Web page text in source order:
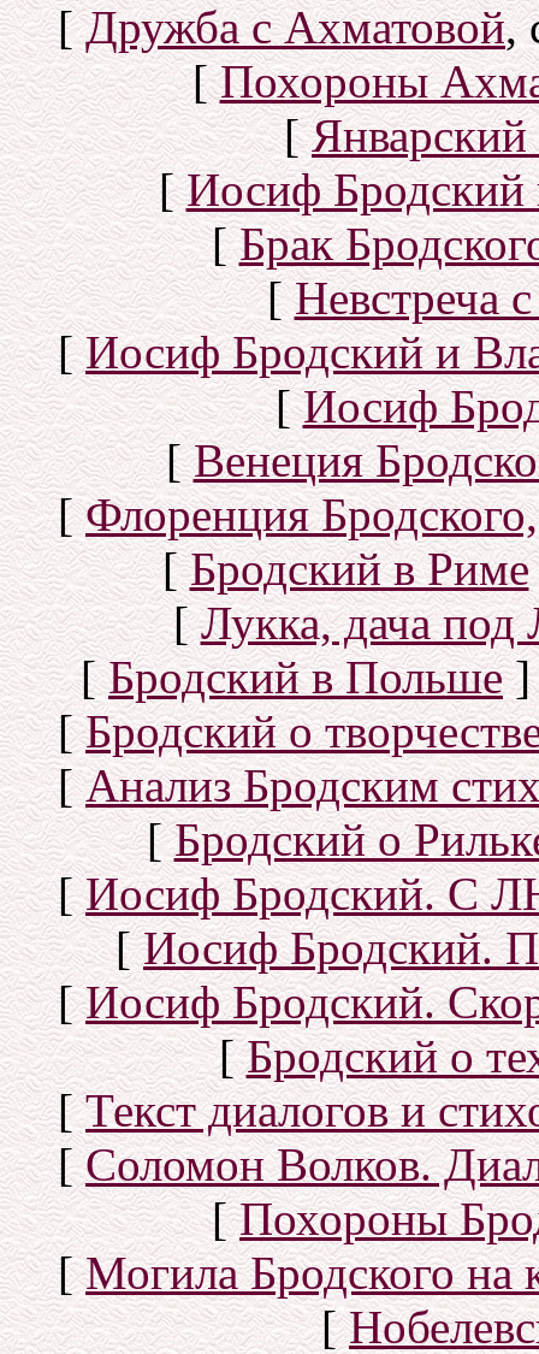
[Дружба с Ахматовой,
[Похороны
[Январский
[Иосиф Бродский
[Брак
[Невстреча
[Иосиф Бродский и
[Иосиф
[Венеция
[Флоренция
[Бродский в Риме
[Лукка, дача под
[Бродский в Польше]
[Бродский о
[Анализ Бродским
[Бродский о
[Иосиф Бродский. С
[Иосиф Бродский.
[Иосиф Бродский.
[Бродский о
[Текст диалогов и
[Соломон Волков.
[Похороны
[Могила Бродского
[